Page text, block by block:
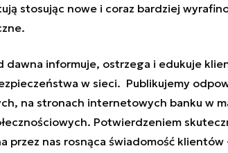
stosując nowe i coraz bardziej
dawna informuje, ostrzega i edukuje
w sieci. Publikujemy
na stronach internetowych banku w
Potwierdzeniem
przez nas rosnąca świadomość klientów